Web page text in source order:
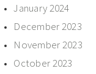
January 2024
December 2023
November 2023
October 2023